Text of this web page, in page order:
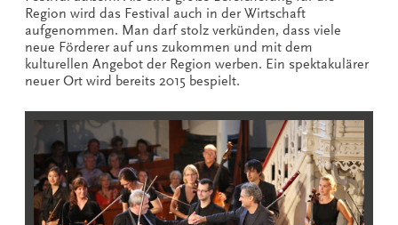
Region wird das Festival auch in der Wirtschaft
aufgenommen. Man darf stolz verkünden, dass viele
neue Förderer auf uns zukommen und mit dem
kulturellen Angebot der Region werben. Ein spektakulärer
neuer Ort wird bereits 2015 bespielt.